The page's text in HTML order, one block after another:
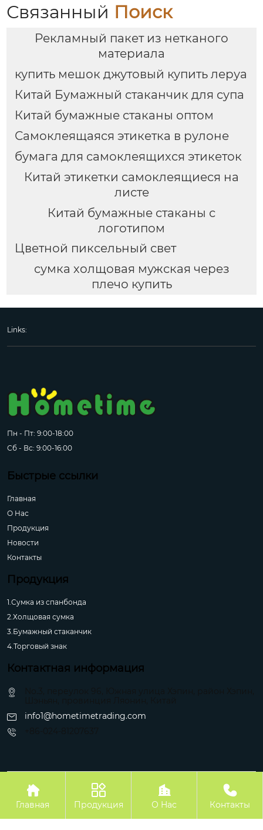
Связанный Поиск
Рекламный пакет из нетканого
материала
купить мешок джутовый купить леруа
Китай Бумажный стаканчик для супа
Китай бумажные стаканы оптом
Самоклеящаяся этикетка в рулоне
бумага для самоклеящихся этикеток
Китай этикетки самоклеящиеся на
листе
Китай бумажные стаканы с
логотипом
Цветной пиксельный свет
сумка холщовая мужская через
плечо купить
Links:
Пн - Пт: 9:00-18:00
Сб - Вс: 9:00-16:00
Быстрые ссылки
Главная
О Hас
Продукция
Новости
Контакты
Продукция
1.Сумка из спанбонда
2.Холщовая сумка
3.Бумажный стаканчик
4.Торговый знак
Контактная информация
info1@hometimetrading.com
Авторское право©Шэньян Хуэйфэнтай Импорт и Экспорт Ко.

Главная

Продукция

О Hас

Контакты